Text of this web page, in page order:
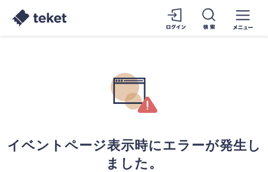
イベントページ表示時にエラーが発生し
ました。